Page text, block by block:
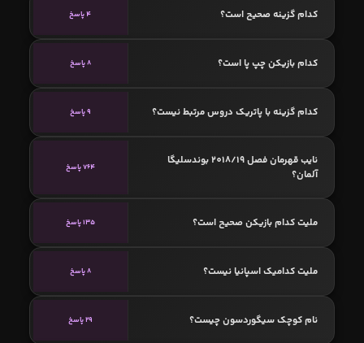
کدام گزینه صحیح است؟ 4 پاسخ
کدام بازیکن چپ پا است؟ 8 پاسخ
کدام گزینه با پاتریک دروس مرتبط نیست؟ 9 پاسخ
نایب قهرمان فصل 2018/19 بوندسلیگا
آلمان؟
764 پاسخ
ملیت کدام بازیکن صحیح است؟ 135 پاسخ
ملیت کدامیک اسپانیا نیست؟ 8 پاسخ
نام کوچک سیگوردسون چیست؟ 29 پاسخ